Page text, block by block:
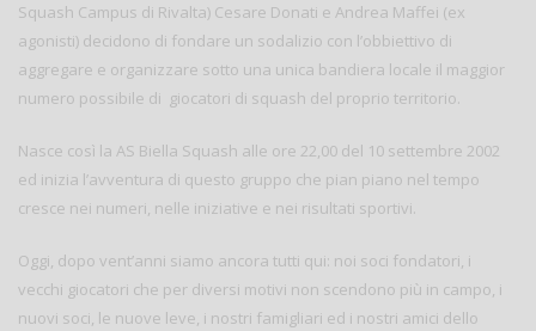
Squash Campus di Rivalta) Cesare Donati e Andrea Maffei (ex
agonisti) decidono di fondare un sodalizio con l’obbiettivo di
aggregare e organizzare sotto una unica bandiera locale il maggior
numero possibile di giocatori di squash del proprio territorio.
Nasce così la AS Biella Squash alle ore 22,00 del 10 settembre 2002
ed inizia l’avventura di questo gruppo che pian piano nel tempo
cresce nei numeri, nelle iniziative e nei risultati sportivi.
Oggi, dopo vent’anni siamo ancora tutti qui: noi soci fondatori, i
vecchi giocatori che per diversi motivi non scendono più in campo, i
nuovi soci, le nuove leve, i nostri famigliari ed i nostri amici dello